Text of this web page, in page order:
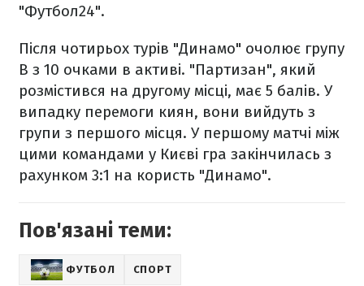
"Футбол24".
Після чотирьох турів "Динамо" очолює групу
B з 10 очками в активі. "Партизан", який
розмістився на другому місці, має 5 балів. У
випадку перемоги киян, вони вийдуть з
групи з першого місця. У першому матчі між
цими командами у Києві гра закінчилась з
рахунком 3:1 на користь "Динамо".
Пов'язані теми:
ФУТБОЛ СПОРТ